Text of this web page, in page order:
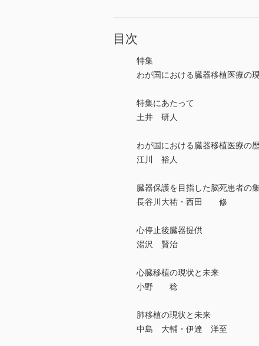
目次
特集
わが国における臓器移植医療の
特集にあたって
土井 研人
わが国における臓器移植医療の
江川 裕人
臓器保護を目指した脳死患者の
長谷川大祐・西田 修
心停止後臓器提供
湯沢 賢治
心臓移植の現状と未来
小野 稔
肺移植の現状と未来
中島 大輔・伊達 洋至